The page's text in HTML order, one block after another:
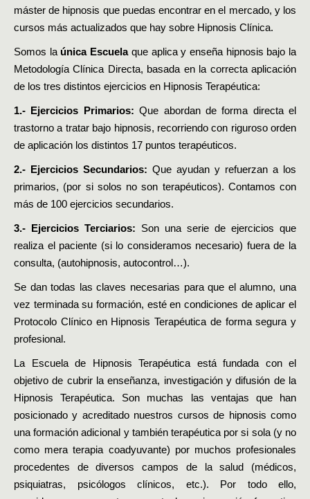
máster de hipnosis que puedas encontrar en el mercado, y los
cursos más actualizados que hay sobre Hipnosis Clínica.
Somos la única Escuelaque aplica y enseña hipnosis bajo la
Metodología Clínica Directa, basada en la correcta aplicación
de los tres distintos ejercicios en Hipnosis Terapéutica:
1.- Ejercicios Primarios: Que abordan de forma directa el
trastorno a tratar bajo hipnosis, recorriendo con riguroso orden
de aplicación los distintos 17 puntos terapéuticos.
2.- Ejercicios Secundarios: Que ayudan y refuerzan a los
primarios, (por si solos no son terapéuticos). Contamos con
más de 100 ejercicios secundarios.
3.- Ejercicios Terciarios: Son una serie de ejercicios que
realiza el paciente (si lo consideramos necesario) fuera de la
consulta, (autohipnosis, autocontrol…).
Se dan todas las claves necesarias para que el alumno, una
vez terminada su formación, esté en condiciones de aplicar el
Protocolo Clínico en Hipnosis Terapéutica de forma segura y
profesional.
La Escuela de Hipnosis Terapéutica está fundada con el
objetivo de cubrir la enseñanza, investigación y difusión de la
Hipnosis Terapéutica. Son muchas las ventajas que han
posicionado y acreditado nuestros cursos de hipnosis como
una formación adicional y también terapéutica por si sola (y no
como mera terapia coadyuvante) por muchos profesionales
procedentes de diversos campos de la salud (médicos,
psiquiatras, psicólogos clínicos, etc.). Por todo ello,